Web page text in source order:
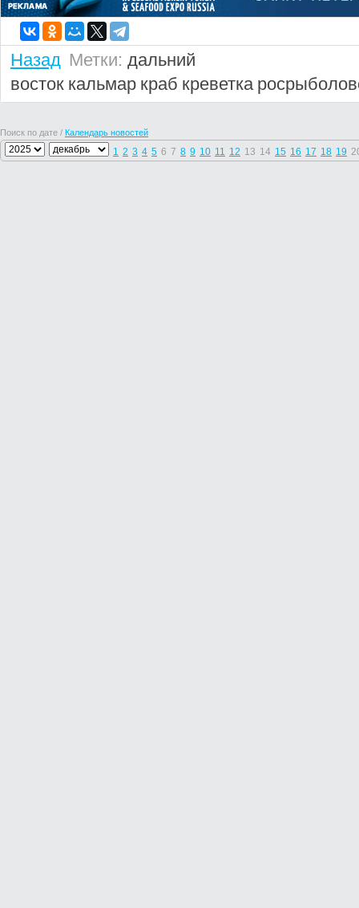
Назад Метки: дальний
восток кальмар краб креветка
Поиск по дате / Календарь новостей
1 2 3 4 5 6 7 8 9 10 11 12 13 14 15 16 17 18 19